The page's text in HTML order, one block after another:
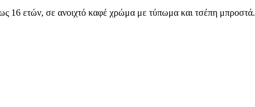
16 ετών, σε ανοιχτό καφέ χρώμα με τύπωμα και τσέπη μπροστά.